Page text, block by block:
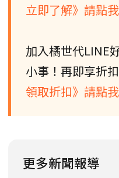
立即了解》請點我
加入橘世代LINE
小事！再即享折
領取折扣》請點我
更多新聞報導